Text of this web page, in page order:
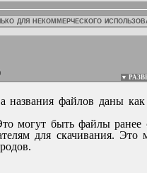
для некоммерческого
▼
названия файлов даны
могут быть файлы ранее
для скачивания. Это